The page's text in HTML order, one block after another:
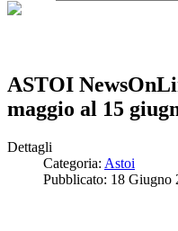
ASTOI
maggio al 15
Dettagli
Categoria: Astoi
Pubblicato: 18 Giugno